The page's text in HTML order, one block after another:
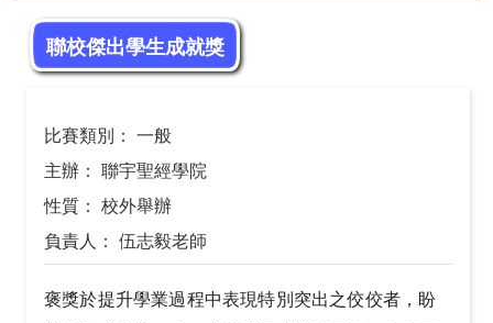
聯校傑出學生成就獎
比賽類別： 一般
主辦： 聯宇聖經學院
性質： 校外舉辦
負責人： 伍志毅老師
褒獎於提升學業過程中表現特別突出之佼佼者，盼